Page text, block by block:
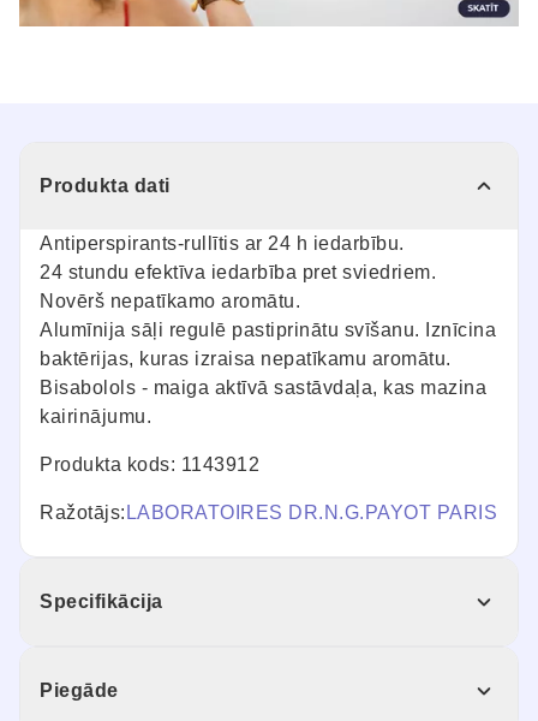
Produkta dati
Antiperspirants-rullītis ar 24 h iedarbību.
24 stundu efektīva iedarbība pret sviedriem.
Novērš nepatīkamo aromātu.
Alumīnija sāļi regulē pastiprinātu svīšanu. Iznīcina
baktērijas, kuras izraisa nepatīkamu aromātu.
Bisabolols - maiga aktīvā sastāvdaļa, kas mazina
kairinājumu.
Produkta kods: 1143912
Ražotājs: LABORATOIRES DR.N.G.PAYOT PARIS
Specifikācija
Piegāde